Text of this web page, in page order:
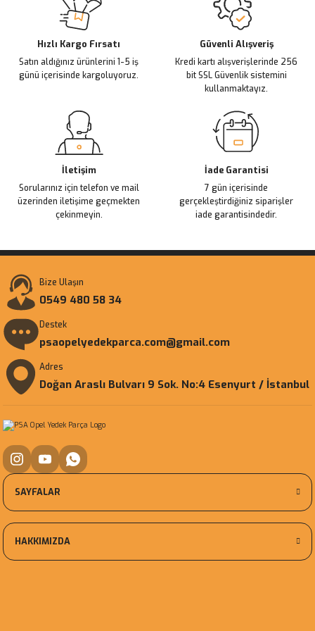
Ürün açıklamasında eksik bilgiler bulunuyor.
Ürün bilgilerinde hatalar bulunuyor.
Ürün fiyatı diğer sitelerden daha pahalı.
Bu ürüne benzer farklı alternatifler olmalı.
Hızlı Kargo Fırsatı
Satın aldığınız ürünlerini 1-5 iş
günü içerisinde kargoluyoruz.
Güvenli Alışveriş
Kredi kartı alışverişlerinde 256
bit SSL Güvenlik sistemini
kullanmaktayız.
İletişim
Sorularınız için telefon ve mail
üzerinden iletişime geçmekten
çekinmeyin.
İade Garantisi
7 gün içerisinde
gerçekleştirdiğiniz siparişler
iade garantisindedir.
Bize Ulaşın
0549 480 58 34
Destek
psaopelyedekparca.com@gmail.com
Adres
Doğan Araslı Bulvarı 9 Sok. No:4 Esenyurt / İstanbul
SAYFALAR
HAKKIMIZDA